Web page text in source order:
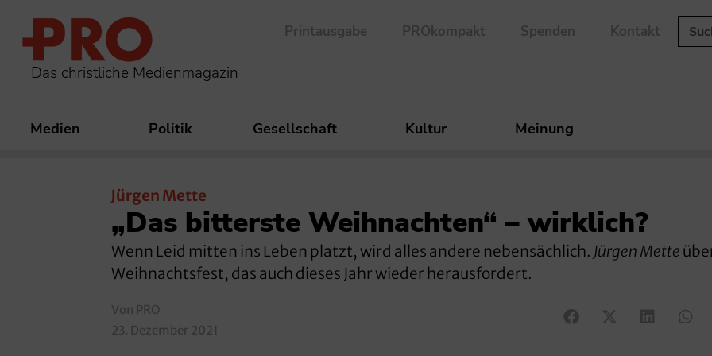
Das christliche Medienmagazin
Printausgabe PROkompakt Spenden Kontakt
Medien Politik Gesellschaft Kultur Meinung
Jürgen Mette
„Das bitterste Weihnachten“ – wirklich?
Wenn Leid mitten ins Leben platzt, wird alles andere nebensächlich. Jürgen Mette
Weihnachtsfest, das auch dieses Jahr wieder herausfordert.
Von PRO
23. Dezember 2021